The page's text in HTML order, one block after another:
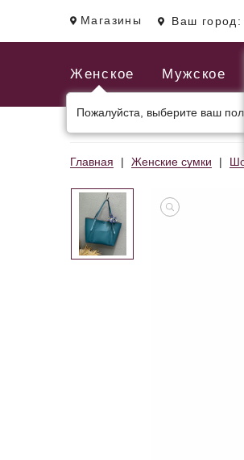
Магазины Ваш город:
Женское Мужское
Пожалуйста, выберите ваш пол.
Главная Женские сумки